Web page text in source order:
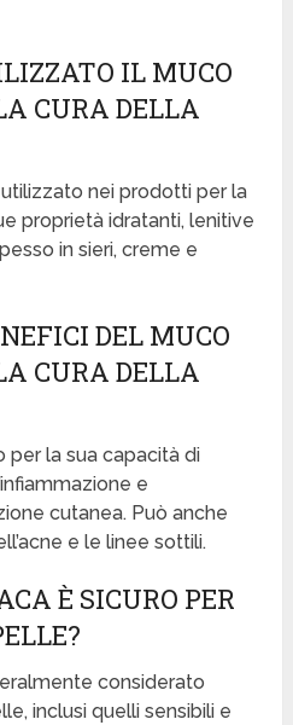
IL MUCO
CURA DELLA
nei prodotti per la
proprietà idratanti, lenitive
in sieri, creme e
DEL MUCO
CURA DELLA
per la sua capacità di
e
cutanea. Può anche
e le linee sottili.
È SICURO PER
considerato
inclusi quelli sensibili e